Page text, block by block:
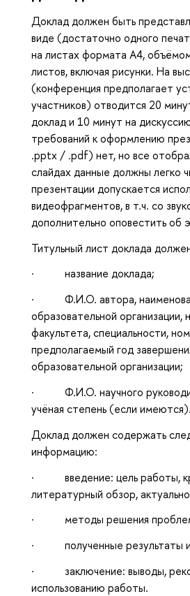
Доклад должен быть
виде (достаточно одного
на листах формата А4,
листов, включая рисунки. На
(конференция предполагает
участников) отводится 20
доклад и 10 минут на
требований к оформлению
.pptx / .pdf) нет, но все
слайдах данные должны легко
презентации допускается
видеофрагментов, в т.ч. со
дополнительно оповестить об
Титульный лист доклада
· название доклада;
· Ф.И.О. автора,
образовательной организации,
факультета, специальности,
предполагаемый год
образовательной организации;
· Ф.И.О. научного
учёная степень (если имеются).
Доклад должен содержать
информацию:
· введение: цель работы,
литературный обзор,
· методы решения
· полученные результаты и
· заключение: выводы,
использованию работы.